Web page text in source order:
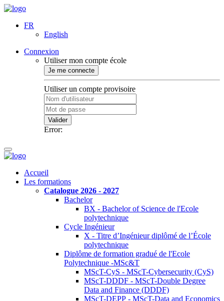
FR
English
Connexion
Utiliser mon compte école
Je me connecte
Utiliser un compte provisoire
Valider
Error:
Accueil
Les formations
Catalogue 2026 - 2027
Bachelor
BX - Bachelor of Science de l'Ecole
polytechnique
Cycle Ingénieur
X - Titre d’Ingénieur diplômé de l’École
polytechnique
Diplôme de formation gradué de l'Ecole
Polytechnique -MSc&T
MScT-CyS - MScT-Cybersecurity (CyS)
MScT-DDDF - MScT-Double Degree
Data and Finance (DDDF)
MScT-DEPP - MScT-Data and Economics